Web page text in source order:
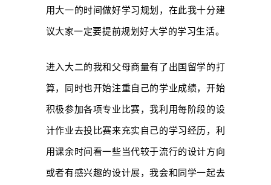
用大一的时间做好学习规划，在此我十分建
议大家一定要提前规划好大学的学习生活。
进入大二的我和父母商量有了出国留学的打
算，同时也开始注重自己的学业成绩，开始
积极参加各项专业比赛，我利用每阶段的设
计作业去投比赛来充实自己的学习经历，利
用课余时间看一些当代较于流行的设计方向
或者有感兴趣的设计展，我会和同学一起去